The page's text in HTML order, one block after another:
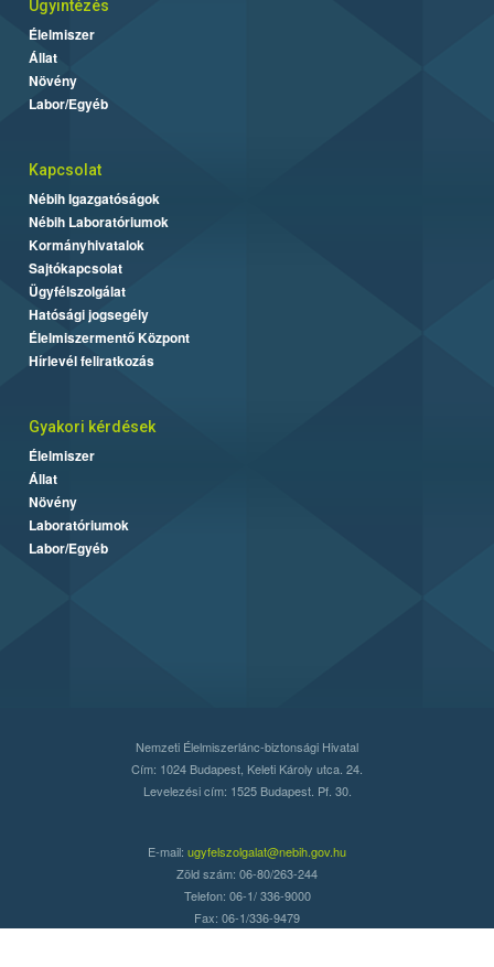
Ügyintézés
Élelmiszer
Állat
Növény
Labor/Egyéb
Kapcsolat
Nébih Igazgatóságok
Nébih Laboratóriumok
Kormányhivatalok
Sajtókapcsolat
Ügyfélszolgálat
Hatósági jogsegély
Élelmiszermentő Központ
Hírlevél feliratkozás
Gyakori kérdések
Élelmiszer
Állat
Növény
Laboratóriumok
Labor/Egyéb
Nemzeti Élelmiszerlánc-biztonsági Hivatal
Cím: 1024 Budapest, Keleti Károly utca. 24.
Levelezési cím: 1525 Budapest. Pf. 30.
E-mail: ugyfelszolgalat@nebih.gov.hu
Zöld szám: 06-80/263-244
Telefon: 06-1/ 336-9000
Fax: 06-1/336-9479